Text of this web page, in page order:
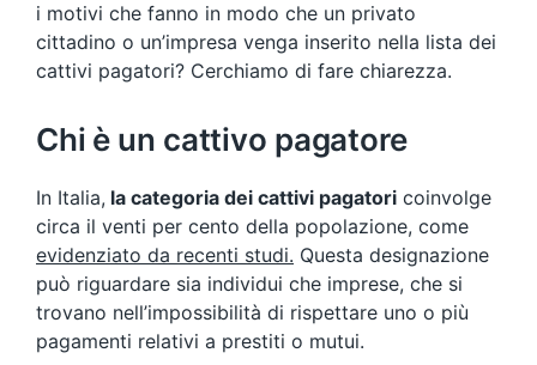
i motivi che fanno in modo che un privato
cittadino o un’impresa venga inserito nella lista dei
cattivi pagatori? Cerchiamo di fare chiarezza.
Chi è un cattivo pagatore
In Italia, la categoria dei cattivi pagatori coinvolge
circa il venti per cento della popolazione, come
evidenziato da recenti studi. Questa designazione
può riguardare sia individui che imprese, che si
trovano nell’impossibilità di rispettare uno o più
pagamenti relativi a prestiti o mutui.